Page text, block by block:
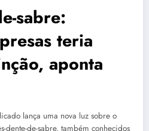
sabre:
teria
aponta
lança uma nova luz sobre o
dente-de-sabre, também conhecidos